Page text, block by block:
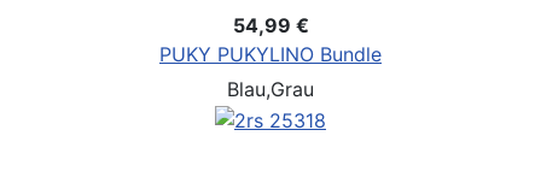
54,99 €
PUKY PUKYLINO Bundle
Blau,Grau